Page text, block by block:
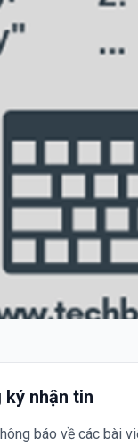
ký nhận tin
báo về các bài